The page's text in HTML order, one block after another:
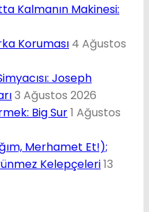
Kalmanın Makinesi:
Koruması 4 Ağustos
Joseph
3 Ağustos 2026
Big Sur1 Ağustos
Merhamet Et!);
Kelepçeleri13